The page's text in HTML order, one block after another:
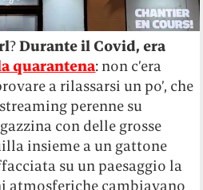
?Durante il Covid, era
quarantena: non c’era
a rilassarsi un po’, che
perenne su
con delle grosse
insieme a un gattone
su un paesaggio la
atmosferiche cambiavano